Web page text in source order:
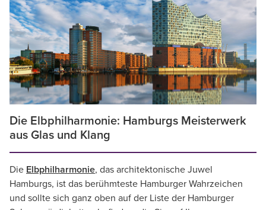
Die Elbphilharmonie: Hamburgs Meisterwerk
aus Glas und Klang
Die Elbphilharmonie, das architektonische Juwel
Hamburgs, ist das berühmteste Hamburger Wahrzeichen
und sollte sich ganz oben auf der Liste der Hamburger